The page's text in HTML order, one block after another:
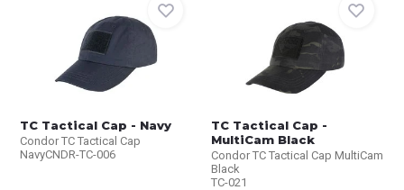
TC Tactical Cap - Navy
Condor TC Tactical Cap
NavyCNDR-TC-006
TC Tactical Cap -
MultiCam Black
Condor TC Tactical Cap MultiCam
Black
TC-021